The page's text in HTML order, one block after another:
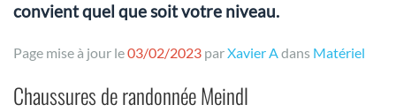
convient quel que soit votre niveau.
Page mise à jour le03/02/2023 parXavier Adans Matériel
Chaussures de randonnée Meindl